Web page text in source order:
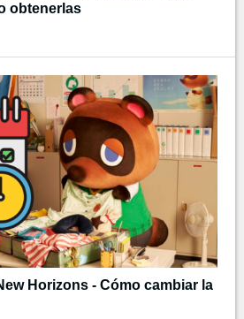
obtenerlas
Horizons - Cómo cambiar la